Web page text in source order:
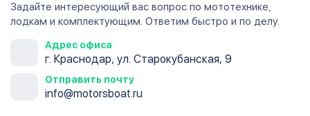
Задайте интересующий вас вопрос по мототехнике,
лодкам и комплектующим. Ответим быстро и по делу.
Адрес офиса
г. Краснодар, ул. Старокубанская, 9
Отправить почту
info@motorsboat.ru